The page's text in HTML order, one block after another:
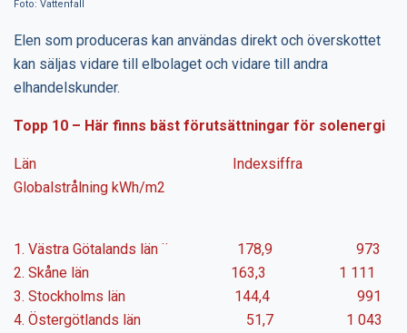
Foto: Vattenfall
Elen som produceras kan användas direkt och överskottet
kan säljas vidare till elbolaget och vidare till andra
elhandelskunder.
Topp 10 – Här finns bäst förutsättningar för solenergi
Län Indexsiffra
Globalstrålning kWh/m2
1. Västra Götalands län ¨ 178,9 973
2. Skåne län 163,3 1 111
3. Stockholms län 144,4 991
4. Östergötlands län 51,7 1 043